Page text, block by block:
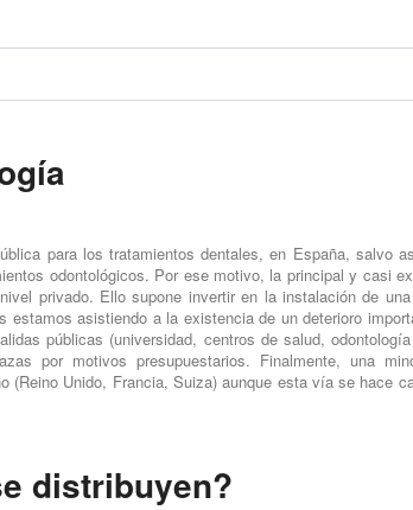
para los tratamientos dentales, en España, salvo
odontológicos. Por ese motivo, la principal y casi
privado. Ello supone invertir en la instalación de
asistiendo a la existencia de un deterioro
públicas (universidad, centros de salud,
por motivos presupuestarios. Finalmente, una
(Reino Unido, Francia, Suiza) aunque esta vía se hace
distribuyen?